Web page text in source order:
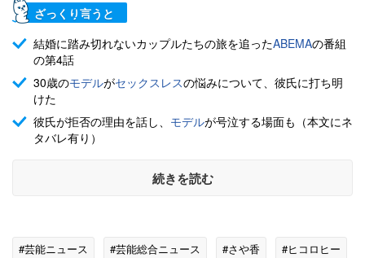
ざっくり言うと
結婚に踏み切れないカップルたちの旅を追ったABEMAの番組
の第4話
30歳のモデルがセックスレスの悩みについて、彼氏に打ち明
けた
彼氏が拒否の理由を話し、 モデルが号泣する場面も（本文にネ
タバレ有り）
続きを読む
#芸能ニュース #芸能総合ニュース #さや香
#ヒコロヒー